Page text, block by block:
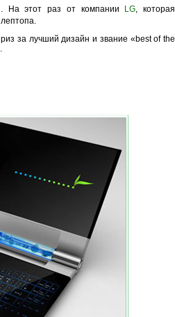
На этот раз от компании LG, которая
за лучший дизайн и звание «best of the